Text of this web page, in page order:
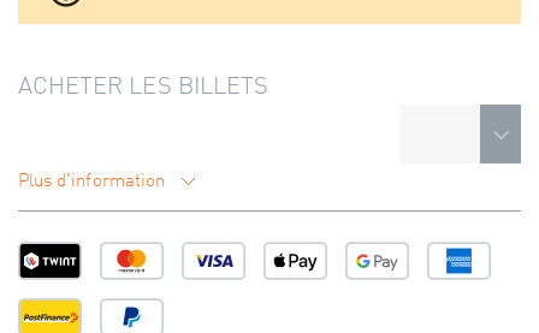
ACHETER LES BILLETS
Plus d'information